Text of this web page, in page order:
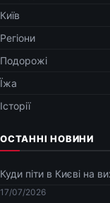
Київ
Регіони
Подорожі
Їжа
Історії
ОСТАННІ НОВИНИ
Куди піти в Києві на
17/07/2026